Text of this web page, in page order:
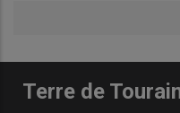
Terre de